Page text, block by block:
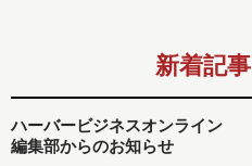
新着記事
ハーバービジネスオンライン
編集部からのお知らせ